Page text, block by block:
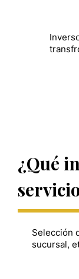
¿Qué
Selección
sucursal,